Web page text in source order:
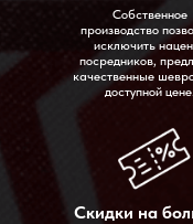
Собственное
производство
исключить
посредников,
качественные
доступной
Скидки на